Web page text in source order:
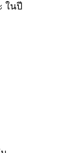
ในปี